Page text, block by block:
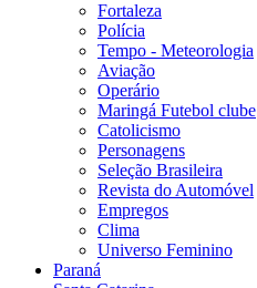
Fortaleza
Polícia
Tempo - Meteorologia
Aviação
Operário
Maringá Futebol clube
Catolicismo
Personagens
Seleção Brasileira
Revista do Automóvel
Empregos
Clima
Universo Feminino
Paraná